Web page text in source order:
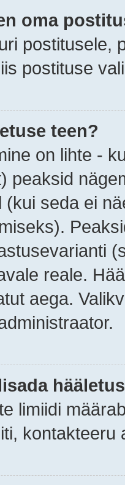
oma
postitusele,
postituse
teen?
on lihte -
peaksid
(kui seda ei
reale.
aega.
limiidi
kontakteeru